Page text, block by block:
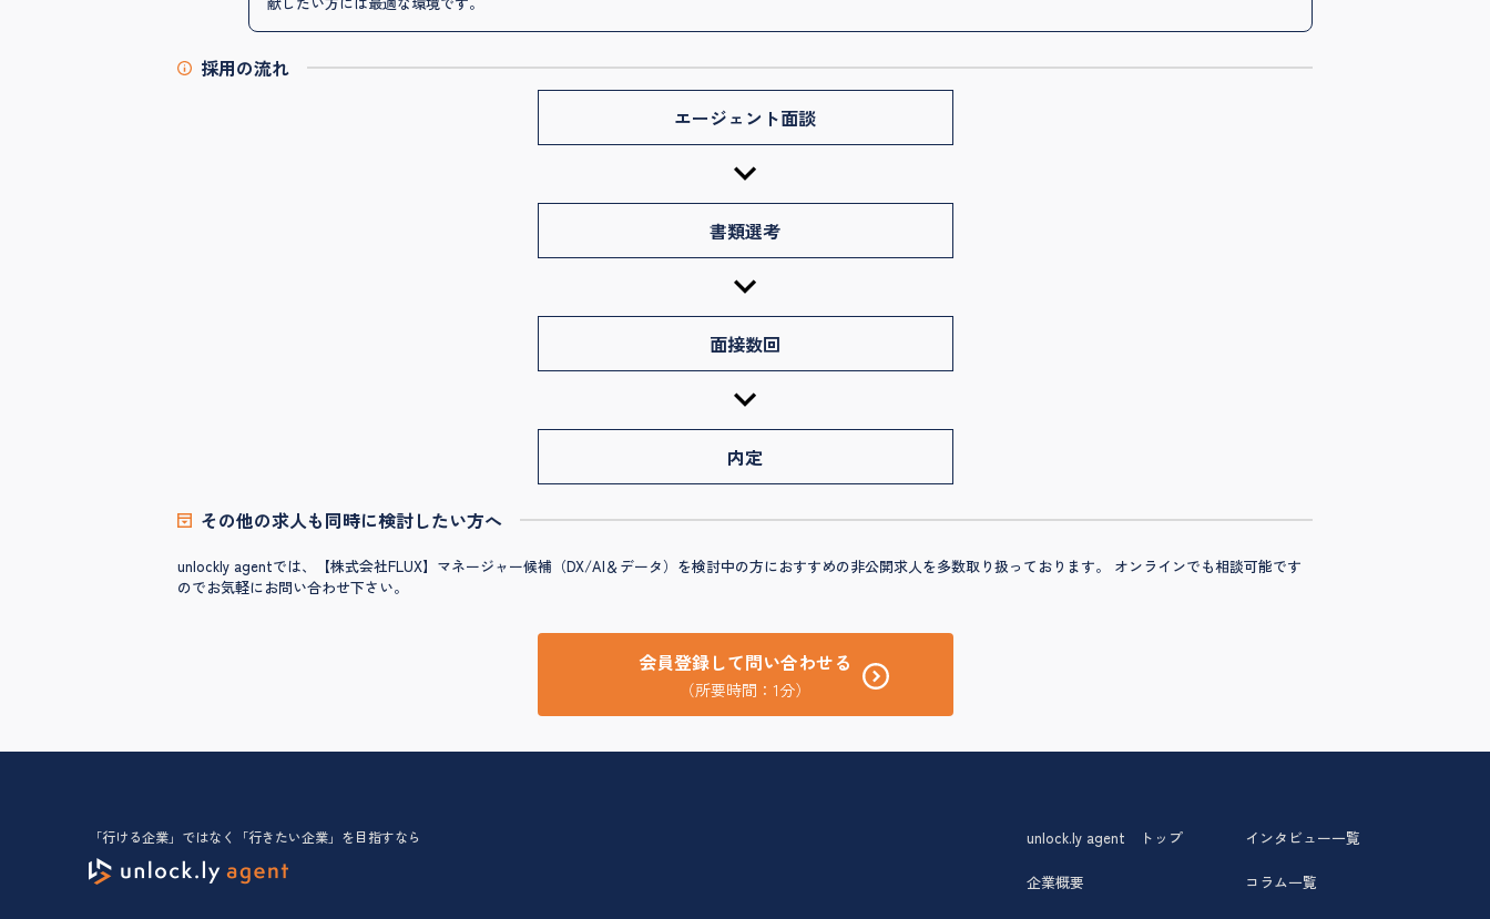
採用の流れ
エージェント面談
書類選考
面接数回
内定
その他の求人も同時に検討したい方へ
unlockly agentでは、【株式会社FLUX】マネージャー候補（DX/AI＆データ）を検討中の方におすすめの非公開求人を多数取り扱っております。 オンラインでも相談可能です
のでお気軽にお問い合わせ下さい。
会員登録して問い合わせる
（所要時間：1分）
unlock.ly agent トップ
企業概要
インタビュー一覧
コラム一覧
「行ける企業」ではなく「行きたい企業」を目指すなら